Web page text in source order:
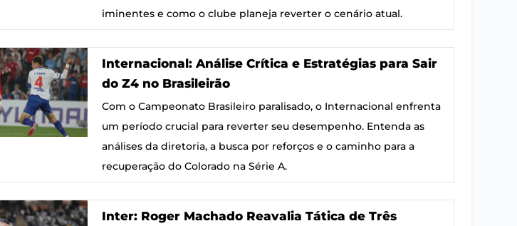
iminentes e como o clube planeja reverter o cenário atual.
Internacional: Análise Crítica e Estratégias para Sair
do Z4 no Brasileirão
Com o Campeonato Brasileiro paralisado, o Internacional enfrenta
um período crucial para reverter seu desempenho. Entenda as
análises da diretoria, a busca por reforços e o caminho para a
recuperação do Colorado na Série A.
Inter: Roger Machado Reavalia Tática de Três